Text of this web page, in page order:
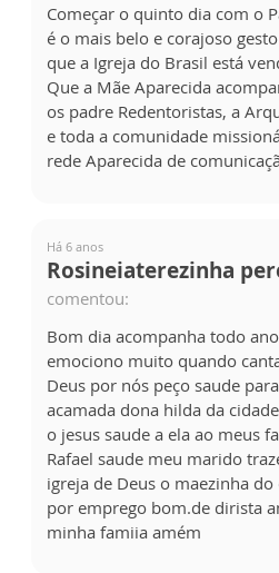
Começar o quinto dia com o
é o mais belo e corajoso
que a Igreja do Brasil está
Que a Mãe Aparecida
os padre Redentoristas, a
e toda a comunidade
rede Aparecida de
Há 6 anos
Rosineiaterezinha
comentou:
Bom dia acompanha todo
emociono muito quando
Deus por nós peço saude
acamada dona hilda da
o jesus saude a ela ao meus
Rafael saude meu marido
igreja de Deus o maezinha
por emprego bom.de dirista
minha famiia amém